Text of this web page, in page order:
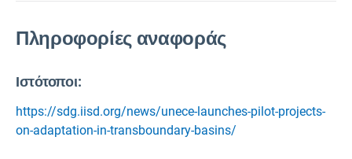
Πληροφορίες αναφοράς
Ιστότοποι:
https://sdg.iisd.org/news/unece-launches-pilot-projects-
on-adaptation-in-transboundary-basins/